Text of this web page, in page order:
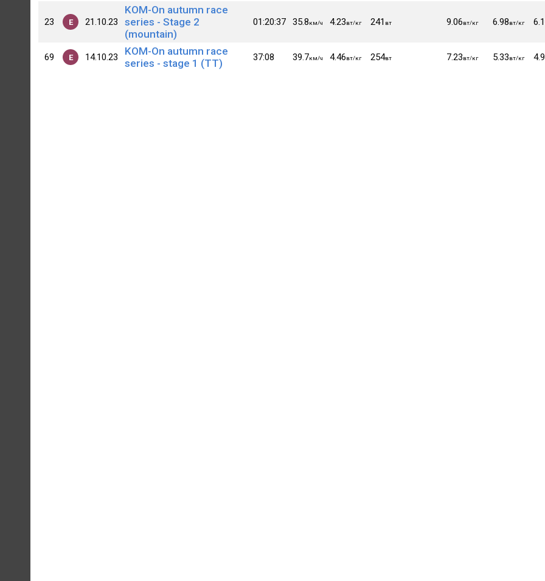
23 E 21.10.23
KOM-On autumn race
series - Stage 2
(mountain)
01:20:37 35.8км/ч 4.23вт/кг 241 вт 9.06вт/кг 6.98вт/кг
69 E 14.10.23
KOM-On autumn race
series - stage 1 (TT)
37:08 39.7км/ч 4.46вт/кг 254вт 7.23вт/кг 5.33вт/кг